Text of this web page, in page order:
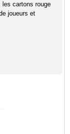
les cartons rouge
joueurs et